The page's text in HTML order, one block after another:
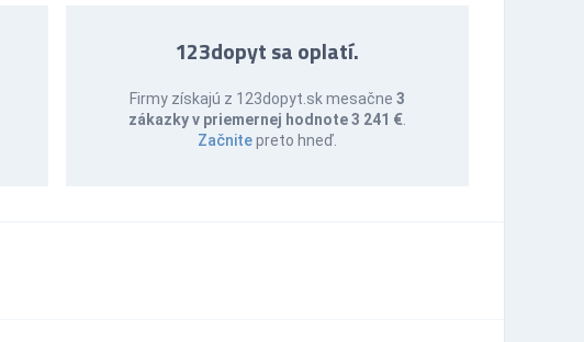
123dopyt sa oplatí.
Firmy získajú z 123dopyt.sk mesačne 3
zákazky v priemernej hodnote 3 241 €.
Začnitepreto hneď.